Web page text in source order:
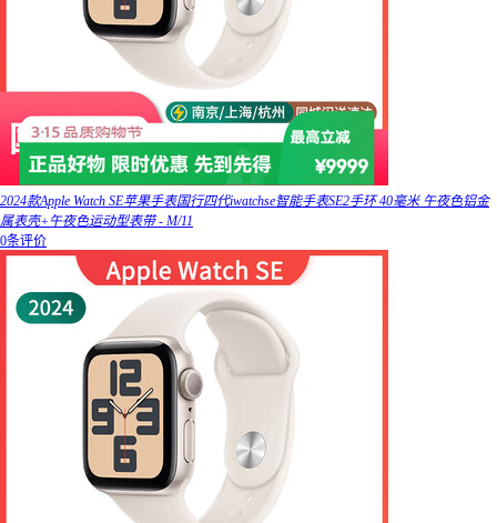
2024款Apple Watch SE苹果手表国行四代iwatchse智能手表SE2手环 40毫米 午夜色铝金
属表壳+午夜色运动型表带 - M/11
0条评价